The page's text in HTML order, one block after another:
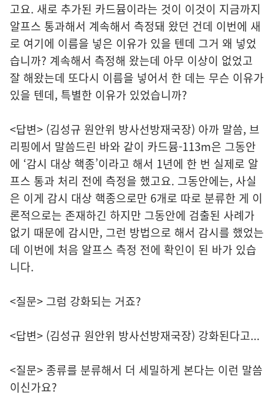
고요. 새로 추가된 카드뮴이라는 것이 이것이 지금까지
알프스 통과해서 계속해서 측정돼 왔던 건데 이번에 새
로 여기에 이름을 넣은 이유가 있을 텐데 그거 왜 넣었
습니까? 계속해서 측정해 왔는데 아무 이상이 없었고
잘 해왔는데 또다시 이름을 넣어서 한 데는 무슨 이유가
있을 텐데, 특별한 이유가 있었습니까?
<답변> (김성규 원안위 방사선방재국장) 아까 말씀, 브
리핑에서 말씀드린 바와 같이 카드뮴-113m은 그동안
에 ‘감시 대상 핵종’이라고 해서 1년에 한 번 실제로 알
프스 통과 처리 전에 측정을 했고요. 그동안에는, 사실
은 이게 감시 대상 핵종으로만 6개로 따로 분류한 게 이
론적으로는 존재하긴 하지만 그동안에 검출된 사례가
없기 때문에 감시만, 그런 방법으로 해서 감시를 했었는
데 이번에 처음 알프스 측정 전에 확인이 된 바가 있습
니다.
<질문> 그럼 강화되는 거죠?
<답변> (김성규 원안위 방사선방재국장) 강화된다고...
<질문> 종류를 분류해서 더 세밀하게 본다는 이런 말씀
이신가요?